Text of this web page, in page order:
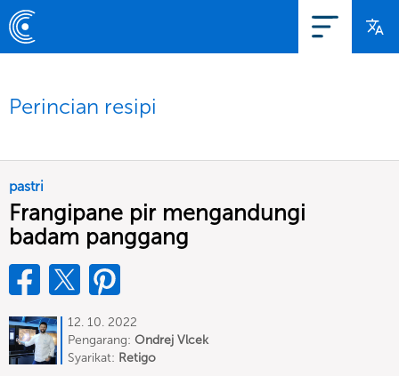
Perincian resipi
pastri
Frangipane pir mengandungi
badam panggang
12. 10. 2022
Pengarang: Ondrej Vlcek
Syarikat: Retigo